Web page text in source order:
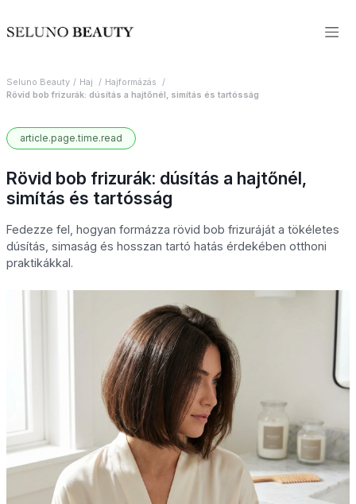
Seluno Beauty Haj
Hajformázás
Rövid bob frizurák: dúsítás a hajtőnél, simítás és tartósság
article.page.time.read
Rövid bob frizurák: dúsítás a hajtőnél,
simítás és tartósság
Fedezze fel, hogyan formázza rövid bob frizuráját a tökéletes
dúsítás, simaság és hosszan tartó hatás érdekében otthoni
praktikákkal.